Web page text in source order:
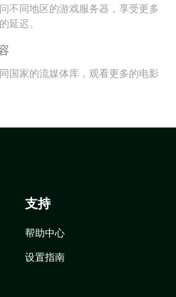
不同地区的游戏服务器，享受更多
延迟。
国家的流媒体库，观看更多的电影
支持
帮助中心
设置指南